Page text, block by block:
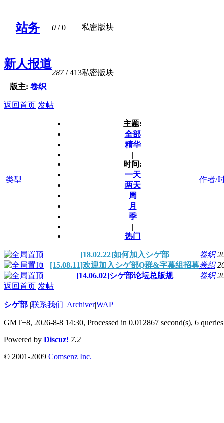
站务 0 / 0 私密版块
新人报道
版主: 卷织
287/ 413私密版块
返回首页 发帖
类型
主题:
全部
精华
|
时间:
一天
两天
周
月
季
|
热门
作者/
[18.02.22]如何加入シゲ部 卷织
[15.08.11]欢迎加入シゲ部Q群&字幕组招募卷织
[14.06.02]シゲ部论坛总版规
卷织
返回首页 发帖
シゲ部 |联系我们 |Archiver|WAP
GMT+8, 2026-8-8 14:30, Processed in 0.012867 second(s), 6 queries
Powered by Discuz! 7.2
© 2001-2009 Comsenz Inc.